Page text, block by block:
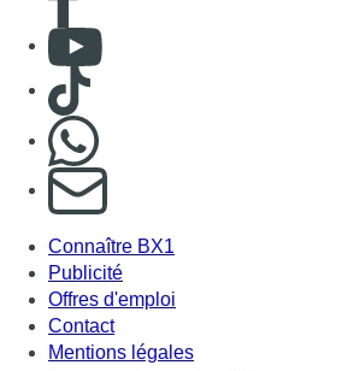
Consulter Youtube
Consulter TikTok
S'abonner à notre newsletter
Connaître BX1
Publicité
Offres d'emploi
Contact
Mentions légales